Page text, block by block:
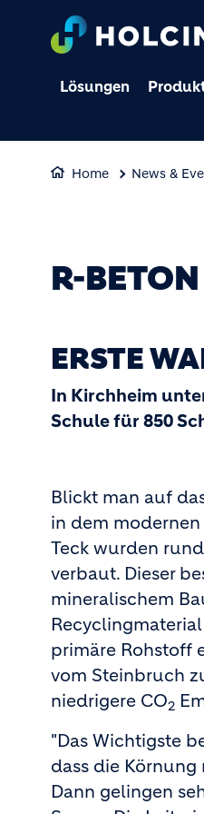
Lösungen
Home News &
R-
ERSTE
In Kirchheim
Schule für 850
Blickt man auf
in dem
Teck wurden
verbaut. Dieser
mineralischem
primäre Rohstoff
vom Steinbruch
niedrigere CO2
"Das Wichtigste
dass die
Dann gelingen